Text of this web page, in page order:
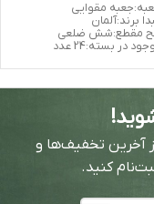
مقوایی
برند:آلمان
مقطع:شش ضلعی
در بسته:24 عدد
آخرین تخفیف‌ها و
کنید.